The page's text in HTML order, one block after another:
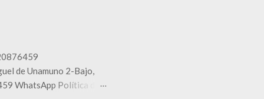
recopila recursos para
y trabajos
620876459
Unamuno 2-Bajo,
WhatsApp Política de